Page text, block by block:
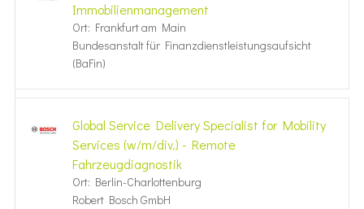
Immobilienmanagement
Ort: Frankfurt am Main
Bundesanstalt für Finanzdienstleistungsaufsicht
(BaFin)
Global Service Delivery Specialist for Mobility
Services (w/m/div.) - Remote
Fahrzeugdiagnostik
Ort: Berlin-Charlottenburg
Robert Bosch GmbH